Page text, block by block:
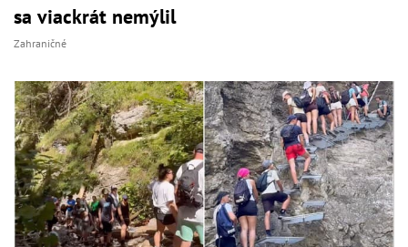
sa viackrát nemýlil
Zahraničné